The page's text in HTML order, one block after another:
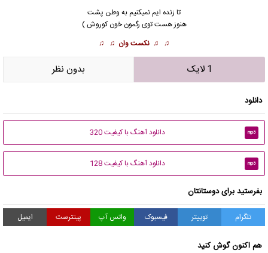
تا زنده ایم نمیکنیم به وطن پشت
هنوز هست توی رگمون خون کوروش )
♫ ♫ نکست وان ♫ ♫
1 لایک بدون نظر
دانلود
mp3 دانلود آهنگ با کیفیت 320
mp3 دانلود آهنگ با کیفیت 128
بفرستید برای دوستانتان
تلگرام توییتر فیسبوک واتس آپ پینترست ایمیل
هم اکنون گوش کنید